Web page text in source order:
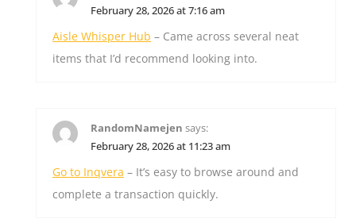
February 28, 2026 at 7:16 am
Aisle Whisper Hub – Came across several neat
items that I’d recommend looking into.
RandomNamejen says:
February 28, 2026 at 11:23 am
Go to Inqvera – It’s easy to browse around and
complete a transaction quickly.